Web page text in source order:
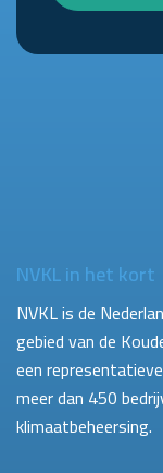
NVKL in het kort
NVKL is de
gebied van de
een
meer dan 450
klimaatbeheersing.